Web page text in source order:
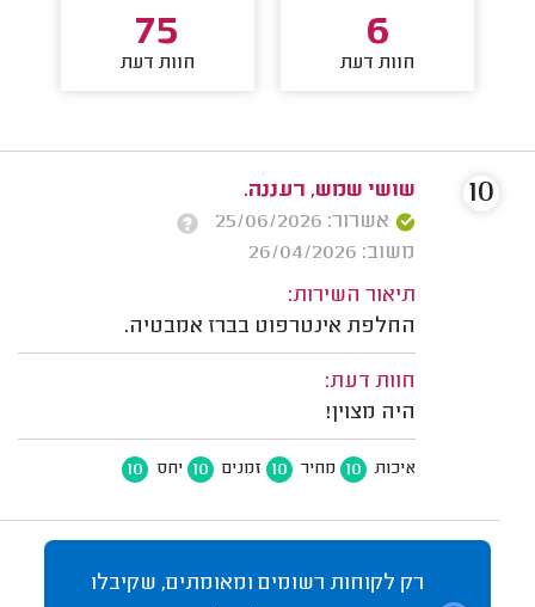
6
חוות דעת
75
חוות דעת
שושי שמש, רעננה.
אשרור: 25/06/2026
משוב: 26/04/2026
תיאור השירות:
החלפת אינטרפוט בברז אמבטיה.
חוות דעת:
היה מצוין!
איכות 10 מחיר 10 זמנים 10 יחס 10
10
רק לקוחות רשומים ומאומתים, שקיבלו